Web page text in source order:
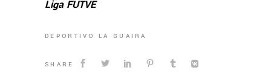
Liga FUTVE
DEPORTIVO LA GUAIRA
SHARE